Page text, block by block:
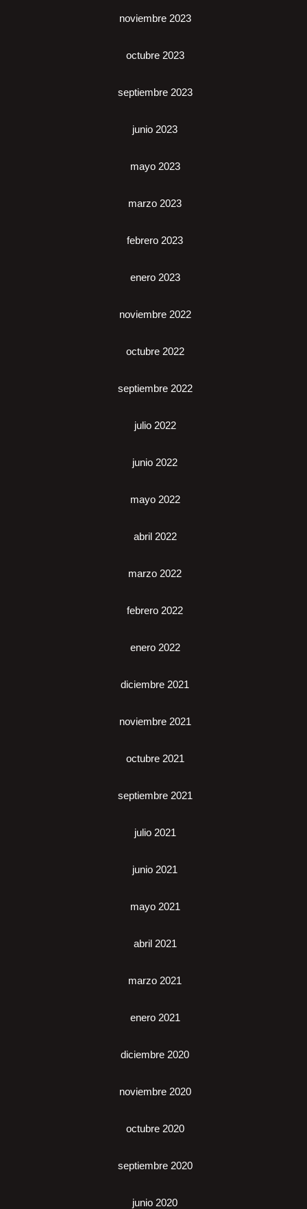
noviembre 2023
octubre 2023
septiembre 2023
junio 2023
mayo 2023
marzo 2023
febrero 2023
enero 2023
noviembre 2022
octubre 2022
septiembre 2022
julio 2022
junio 2022
mayo 2022
abril 2022
marzo 2022
febrero 2022
enero 2022
diciembre 2021
noviembre 2021
octubre 2021
septiembre 2021
julio 2021
junio 2021
mayo 2021
abril 2021
marzo 2021
enero 2021
diciembre 2020
noviembre 2020
octubre 2020
septiembre 2020
junio 2020